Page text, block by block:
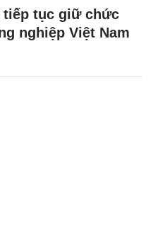
tiếp tục giữ chức
nghiệp Việt Nam